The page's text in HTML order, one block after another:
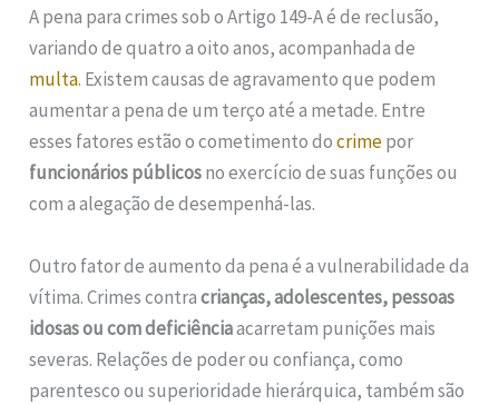
A pena para crimes sob o Artigo 149-A é de reclusão,
variando de quatro a oito anos, acompanhada de
multa. Existem causas de agravamento que podem
aumentar a pena de um terço até a metade. Entre
esses fatores estão o cometimento docrimepor
funcionários públicosno exercício de suas funções ou
com a alegação de desempenhá-las.
Outro fator de aumento da pena é a vulnerabilidade da
vítima. Crimes contracrianças, adolescentes, pessoas
idosas ou com deficiênciaacarretam punições mais
severas. Relações de poder ou confiança, como
parentesco ou superioridade hierárquica, também são